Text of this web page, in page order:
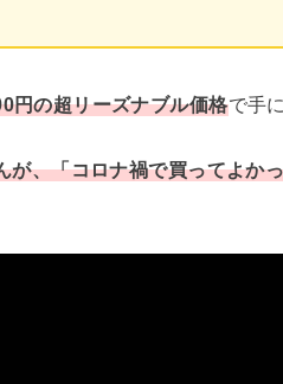
円の超リーズナブル価格で手
、「コロナ禍で買ってよか